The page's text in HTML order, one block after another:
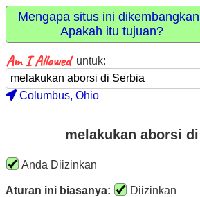
Mengapa situs ini
Apakah itu tujuan?
untuk:
Columbus, Ohio
melakukan aborsi
Anda Diizinkan
Aturan ini biasanya: Diizinkan